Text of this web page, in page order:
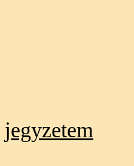
jegyzetem